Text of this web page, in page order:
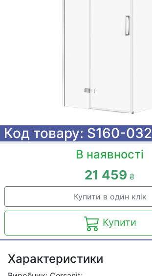
Код товару: S160-032
В наявності
21 459 ₴
Купити в один клік
Купити
Характеристики